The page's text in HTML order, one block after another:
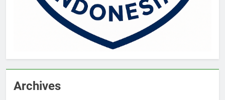
Archives